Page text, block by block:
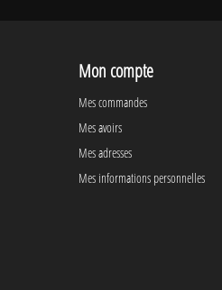
Mon compte
Mes commandes
Mes avoirs
Mes adresses
Mes informations personnelles